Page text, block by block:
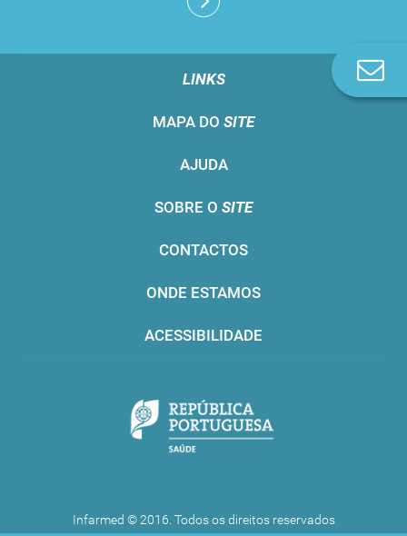
LINKS
MAPA DO SITE
AJUDA
SOBRE O SITE
CONTACTOS
ONDE ESTAMOS
ACESSIBILIDADE
Infarmed © 2016. Todos os direitos reservados